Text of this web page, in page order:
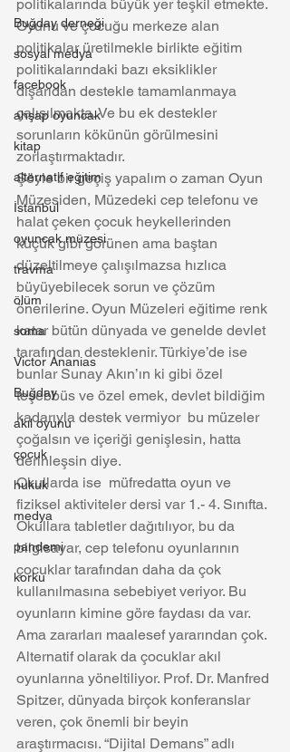
Buğday derneği
sosyal medya
facebook
ahşap oyuncak
kitap
alternatif eğitim
İstanbul
oyuncak müzesi
travma
ölüm
soma
Victor Ananias
Buğday
akıl oyunu
çocuk
hukuk
medya
pandemi
korku
politikalarında büyük yer teşkil etmekte.
Oyunu ve çocuğu merkeze alan
politikalar üretilmekle birlikte eğitim
politikalarındaki bazı eksiklikler
dışarıdan destekle tamamlanmaya
çalışılmakta. Ve bu ek destekler
sorunların kökünün görülmesini
zorlaştırmaktadır.
Şöyle bir geçiş yapalım o zaman Oyun
Müzesiden, Müzedeki cep telefonu ve
halat çeken çocuk heykellerinden
küçük gibi görünen ama baştan
düzeltilmeye çalışılmazsa hızlıca
büyüyebilecek sorun ve çözüm
önerilerine. Oyun Müzeleri eğitime renk
katar bütün dünyada ve genelde devlet
tarafından desteklenir. Türkiye’de ise
bunlar Sunay Akın’ın ki gibi özel
teşebbüs ve özel emek, devlet bildiğim
kadarıyla destek vermiyor  bu müzeler
çoğalsın ve içeriği genişlesin, hatta
derinleşsin diye.
Okullarda ise  müfredatta oyun ve
fiziksel aktiviteler dersi var 1.- 4. Sınıfta.
Okullara tabletler dağıtılıyor, bu da
bilgisayar, cep telefonu oyunlarının
çocuklar tarafından daha da çok
kullanılmasına sebebiyet veriyor. Bu
oyunların kimine göre faydası da var.
Ama zararları maalesef yararından çok.
Alternatif olarak da çocuklar akıl
oyunlarına yöneltiliyor. Prof. Dr. Manfred
Spitzer, dünyada birçok konferanslar
veren, çok önemli bir beyin
araştırmacısı. “Dijital Demans” adlı